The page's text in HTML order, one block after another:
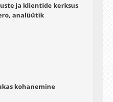
ja klientide kerksus
analüütik
kohanemine